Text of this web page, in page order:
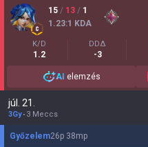
15 / 13 / 1
1.23:1 KDA
K/D
1.2
DDΔ
-3
AI elemzés
júl. 21.
3Gy 3 Meccs
Győzelem26p 38mp